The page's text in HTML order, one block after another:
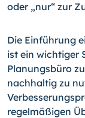
oder „nur“ zur
Die Einführung
ist ein wichtiger
Planungsbüro
nachhaltig zu
regelmäßigen